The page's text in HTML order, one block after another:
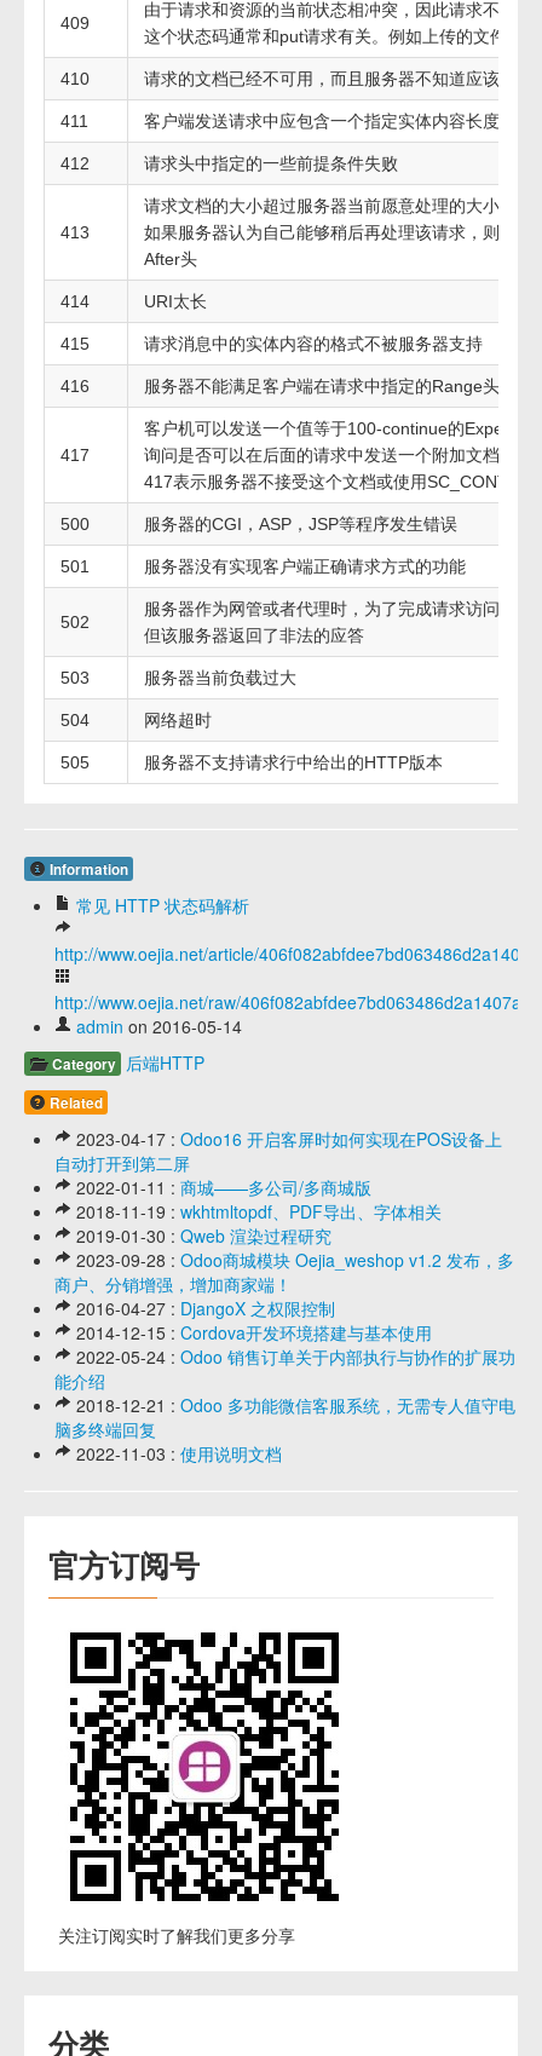
409
由于请求和资源的当前状态相冲突，因此请求不能成
这个状态码通常和put请求有关。例如上传的文件覆
410 请求的文档已经不可用，而且服务器不知道应该重定
411 客户端发送请求中应包含一个指定实体内容长度的
412 请求头中指定的一些前提条件失败
413
请求文档的大小超过服务器当前愿意处理的大小，
如果服务器认为自己能够稍后再处理该请求，则应该
After头
414 URI太长
415 请求消息中的实体内容的格式不被服务器支持
416 服务器不能满足客户端在请求中指定的Range头
417
客户机可以发送一个值等于100-continue的Expect请
询问是否可以在后面的请求中发送一个附加文档。
417表示服务器不接受这个文档或使用
500 服务器的CGI，ASP，JSP等程序发生错误
501 服务器没有实现客户端正确请求方式的功能
502
服务器作为网管或者代理时，为了完成请求访问下一
但该服务器返回了非法的应答
503 服务器当前负载过大
504 网络超时
505 服务器不支持请求行中给出的HTTP版本
Information
常见 HTTP 状态码解析
http://www.oejia.net/article/
http://www.oejia.net/raw/406f082abfdee7bd063486d2a1407a1b
admin on 2016-05-14
Category 后端HTTP
Related
2023-04-17 : Odoo16 开启客屏时如何实现在POS设备上
自动打开到第二屏
2022-01-11 : 商城——多公司/多商城版
2018-11-19 : wkhtmltopdf、PDF导出、字体相关
2019-01-30 : Qweb 渲染过程研究
2023-09-28 : Odoo商城模块 Oejia_weshop v1.2 发布，多
商户、分销增强，增加商家端！
2016-04-27 : DjangoX 之权限控制
2014-12-15 : Cordova开发环境搭建与基本使用
2022-05-24 : Odoo 销售订单关于内部执行与协作的扩展功
能介绍
2018-12-21 : Odoo 多功能微信客服系统，无需专人值守电
脑多终端回复
2022-11-03 : 使用说明文档
官方订阅号
关注订阅实时了解我们更多分享
分类